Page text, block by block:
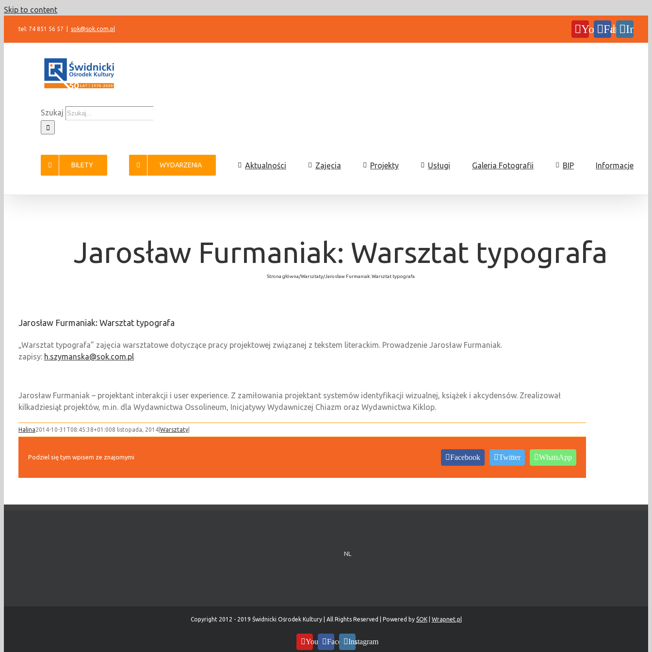
Skip to content
tel: 74 851 56 57 sok@sok.com.pl YouTubeFacebook
Szukaj
BILETY WYDARZENIA Aktualności Zajęcia Projekty Usługi Galeria Fotografii BIP Informacje
Jarosław Furmaniak: Warsztat typografa
Strona główna/Warsztaty/Jarosław Furmaniak: Warsztat typografa
Jarosław Furmaniak: Warsztat typografa
„Warsztat typografa” zajęcia warsztatowe dotyczące pracy projektowej związanej z tekstem literackim. Prowadzenie Jarosław Furmaniak.
zapisy: h.szymanska@sok.com.pl
Jarosław Furmaniak – projektant interakcji i user experience. Z zamiłowania projektant systemów identyfikacji wizualnej, książek i akcydensów. Zrealizował
kilkadziesiąt projektów, m.in. dla Wydawnictwa Ossolineum, Inicjatywy Wydawniczej Chiazm oraz Wydawnictwa Kiklop.
Halina2014-10-31T08:45:38+01:008 listopada, 2014 Warsztaty
Podziel się tym wpisem ze znajomymi Facebook Twitter WhatsApp
NL
Copyright 2012 - 2019 Świdnicki Ośrodek Kultury | All Rights Reserved | Powered by ŚOK| Wrapnet.pl
YouTubeFacebookInstagram